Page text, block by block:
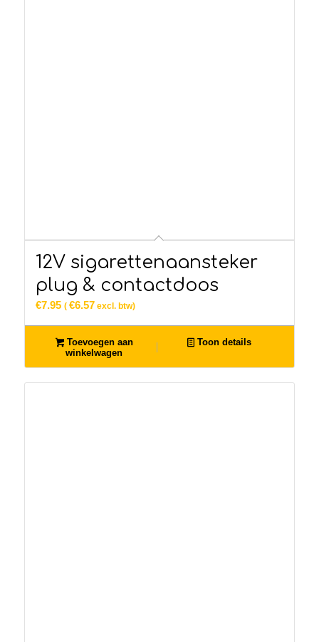
12V sigarettenaansteker
plug & contactdoos
€7.95 ( €6.57excl. btw)
Toevoegen aan
winkelwagen
Toon details